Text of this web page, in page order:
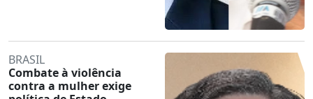
BRASIL
Combate à violência
contra a mulher exige